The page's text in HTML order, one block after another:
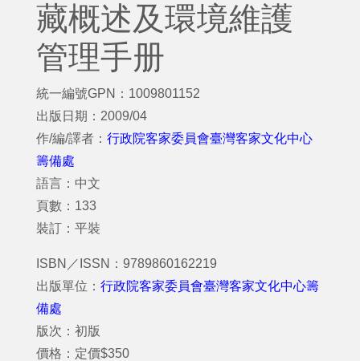
藏概述及環境維護
管理手册
統一編號GPN：1009801152
出版日期：2009/04
作/編/譯者： 行政院客家委員會臺灣客家文化中心
籌備處
語言：中文
頁數：133
裝訂：平裝
ISBN／ISSN：9789860162219
出版單位： 行政院客家委員會臺灣客家文化中心籌
備處
版次：初版
價格：定價$350